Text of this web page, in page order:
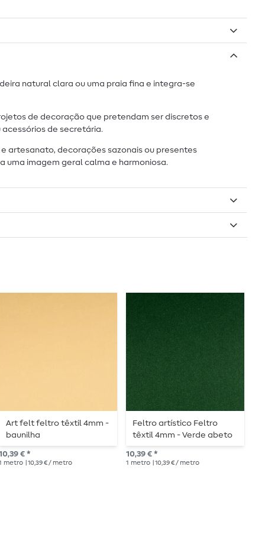
natural clara ou uma praia fina e integra-se
de decoração que pretendam ser discretos e
de secretária.
artesanato, decorações sazonais ou presentes
uma imagem geral calma e harmoniosa.
Art felt feltro têxtil 4mm -
baunilha
€ *
metro | 10,39 € / metro
Feltro artístico Feltro
têxtil 4mm - Verde abeto
10,39 € *
1 metro | 10,39 € / metro